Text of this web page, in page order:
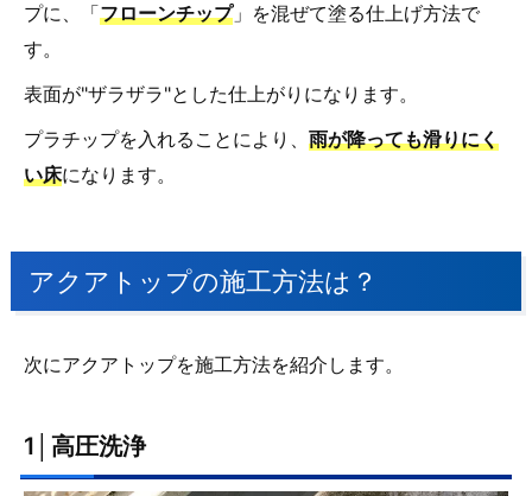
プに、「フローンチップ」を混ぜて塗る仕上げ方法で
す。
表面が"ザラザラ"とした仕上がりになります。
プラチップを入れることにより、雨が降っても滑りにく
い床になります。
アクアトップの施工方法は？
次にアクアトップを施工方法を紹介します。
1│高圧洗浄